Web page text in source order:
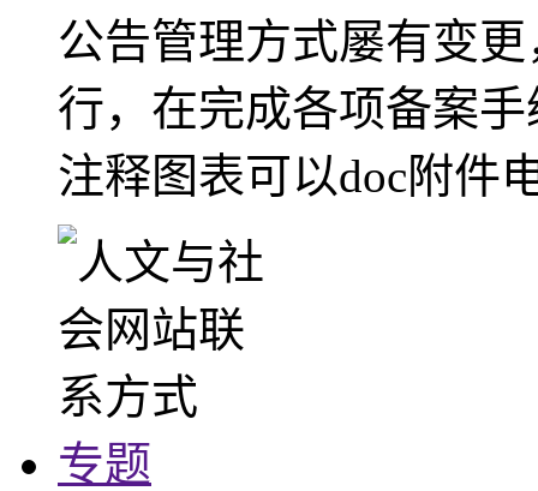
公告管理方式屡有变
行，在完成各项备案
注释图表可以doc附件
专题